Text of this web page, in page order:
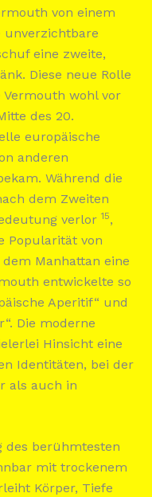
von einem
unverzichtbare
eine zweite,
Diese neue Rolle
wohl vor
des 20.
europäische
anderen
Während die
dem Zweiten
verlor 15,
Popularität von
Manhattan eine
entwickelte so
Aperitif“ und
Die moderne
Hinsicht eine
Identitäten, bei der
als auch in
des berühmtesten
mit trockenem
Körper, Tiefe